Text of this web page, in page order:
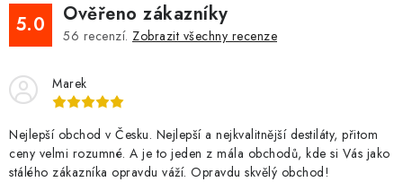
5.0 Ověřeno zákazníky
56 recenzí. Zobrazit všechny recenze
Marek
Nejlepší obchod v Česku. Nejlepší a nejkvalitnější destiláty, přitom
ceny velmi rozumné. A je to jeden z mála obchodů, kde si Vás jako
stálého zákazníka opravdu váží. Opravdu skvělý obchod!